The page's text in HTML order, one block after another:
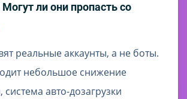
ли они пропасть со
реальные аккаунты, а не боты.
небольшое снижение
система авто-дозагрузки